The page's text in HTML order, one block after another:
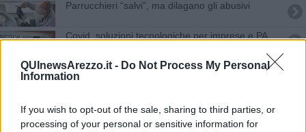
QUInewsArezzo.it - Do Not Process My Personal
Information
If you wish to opt-out of the sale, sharing to third parties, or
processing of your personal or sensitive information for
​Parrucchieri “salvi”, ma dilagano gli abusivi
Covid, soluzioni tecnologiche per imprese e PA
Provider
Basta un click per richiedere una preghiera